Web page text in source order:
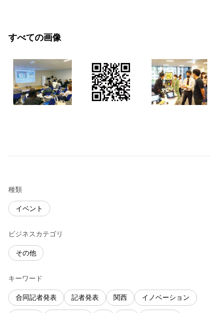
すべての画像
種類
イベント
ビジネスカテゴリ
その他
キーワード
合同記者発表 記者発表 関西 イノベーション